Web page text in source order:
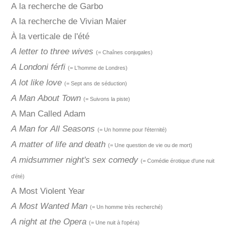
A la recherche de Garbo
A la recherche de Vivian Maier
À la verticale de l'été
A letter to three wives (= Chaînes conjugales)
A Londoni férfi (= L'homme de Londres)
A lot like love (= Sept ans de séduction)
A Man About Town (= Suivons la piste)
A Man Called Adam
A Man for All Seasons (= Un homme pour l'éternité)
A matter of life and death (= Une question de vie ou de mort)
A midsummer night's sex comedy (= Comédie érotique d'une nuit
d'été)
A Most Violent Year
A Most Wanted Man (= Un homme très recherché)
A night at the Opera (= Une nuit à l'opéra)